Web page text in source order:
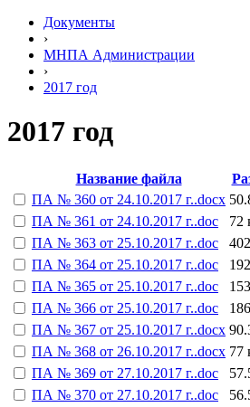
Документы
›
МНПА Администрации
›
2017 год
2017 год
Название файла
ПА № 360 от 24.10.2017 г..docx
ПА № 361 от 24.10.2017 г..doc
72
ПА № 363 от 25.10.2017 г..doc
ПА № 364 от 25.10.2017 г..doc
ПА № 365 от 25.10.2017 г..doc
ПА № 366 от 25.10.2017 г..doc
ПА № 367 от 25.10.2017 г..docx
ПА № 368 от 26.10.2017 г..docx 77
ПА № 369 от 27.10.2017 г..doc
ПА № 370 от 27.10.2017 г..doc